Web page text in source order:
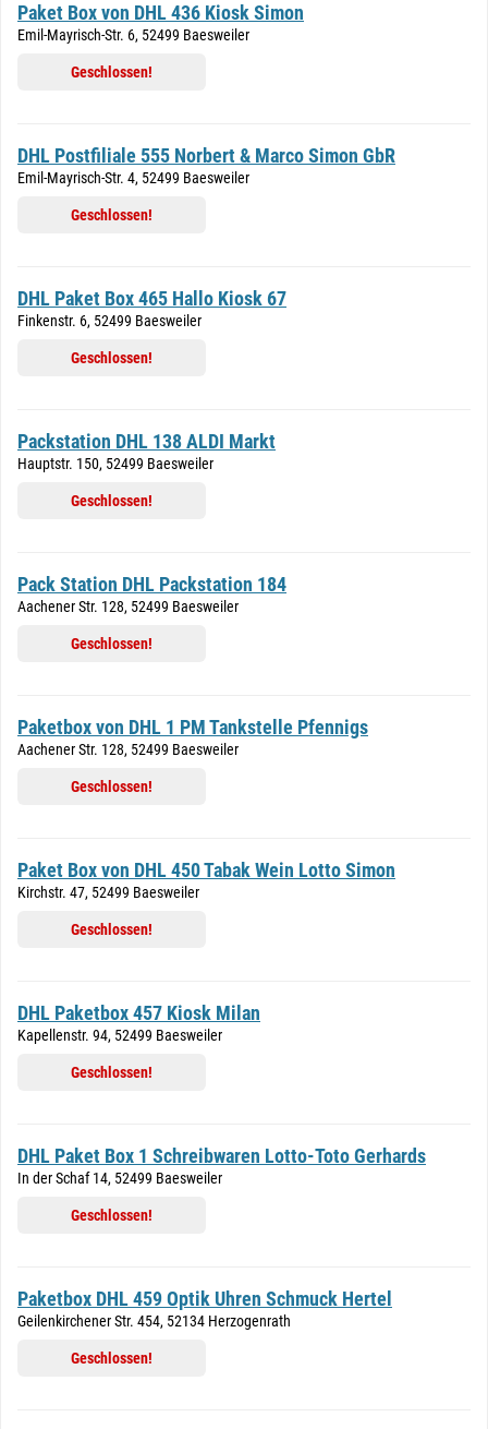
Paket Box von DHL 436 Kiosk Simon
Emil-Mayrisch-Str. 6, 52499 Baesweiler
Geschlossen!
DHL Postfiliale 555 Norbert & Marco Simon GbR
Emil-Mayrisch-Str. 4, 52499 Baesweiler
Geschlossen!
DHL Paket Box 465 Hallo Kiosk 67
Finkenstr. 6, 52499 Baesweiler
Geschlossen!
Packstation DHL 138 ALDI Markt
Hauptstr. 150, 52499 Baesweiler
Geschlossen!
Pack Station DHL Packstation 184
Aachener Str. 128, 52499 Baesweiler
Geschlossen!
Paketbox von DHL 1 PM Tankstelle Pfennigs
Aachener Str. 128, 52499 Baesweiler
Geschlossen!
Paket Box von DHL 450 Tabak Wein Lotto Simon
Kirchstr. 47, 52499 Baesweiler
Geschlossen!
DHL Paketbox 457 Kiosk Milan
Kapellenstr. 94, 52499 Baesweiler
Geschlossen!
DHL Paket Box 1 Schreibwaren Lotto-Toto Gerhards
In der Schaf 14, 52499 Baesweiler
Geschlossen!
Paketbox DHL 459 Optik Uhren Schmuck Hertel
Geilenkirchener Str. 454, 52134 Herzogenrath
Geschlossen!